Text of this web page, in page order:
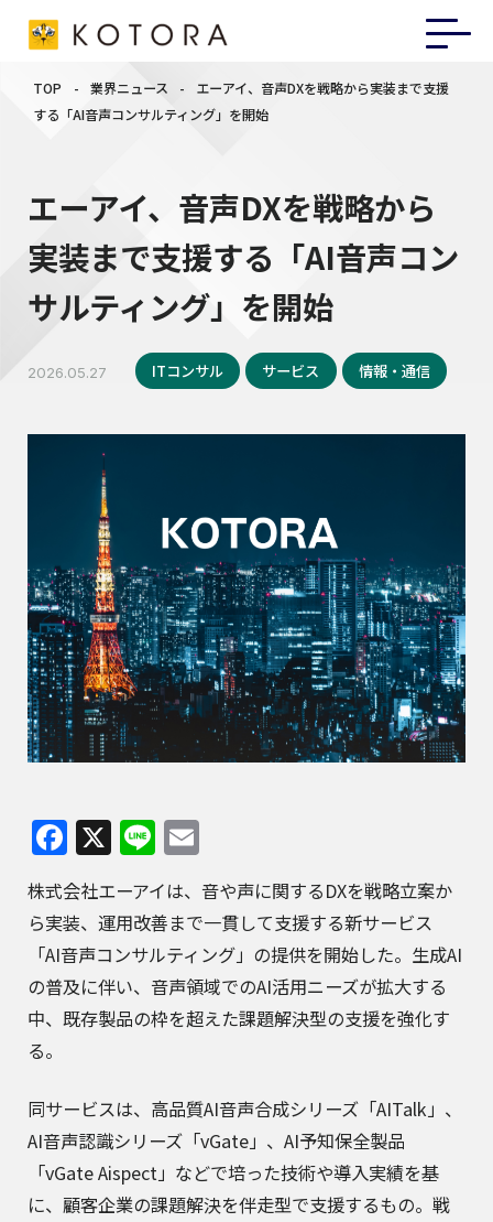
TOP - 業界ニュース -
エーアイ、音声DXを戦略から実装まで支援
する「AI音声コンサルティング」を開始
エーアイ、音声DXを戦略から
実装まで支援する「AI音声コン
サルティング」を開始
2026.05.27 ITコンサル サービス 情報・通信
Facebook
X Line
株式会社エーアイは、音や声に関するDXを戦略立案か
ら実装、運用改善まで一貫して支援する新サービス
「AI音声コンサルティング」の提供を開始した。生成AI
の普及に伴い、音声領域でのAI活用ニーズが拡大する
中、既存製品の枠を超えた課題解決型の支援を強化す
る。
同サービスは、高品質AI音声合成シリーズ「AITalk」、
AI音声認識シリーズ「vGate」、AI予知保全製品
「vGate Aispect」などで培った技術や導入実績を基
に、顧客企業の課題解決を伴走型で支援するもの。戦